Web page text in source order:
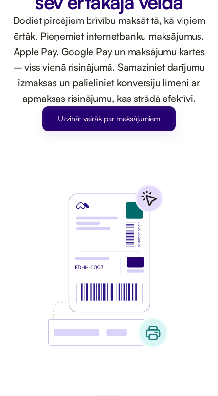
Dodiet pircējiem brīvību maksāt tā, kā viņiem
ērtāk. Pieņemiet internetbanku maksājumus,
Apple Pay, Google Pay un maksājumu kartes
– viss vienā risinājumā. Samaziniet darījumu
izmaksas un palieliniet konversiju līmeni ar
apmaksas risinājumu, kas strādā efektīvi.
Uzzināt vairāk par maksājumiem